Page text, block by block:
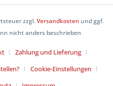
zzgl.Versandkosten und ggf.
nicht anders beschrieben
Zahlung und Lieferung
Cookie-Einstellungen